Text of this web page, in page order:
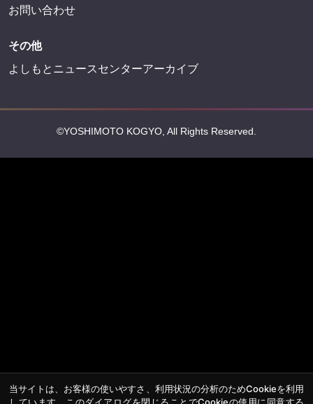
お問い合わせ
その他
よしもとニュースセンターアーカイブ
©YOSHIMOTO KOGYO, All Rights Reserved.
当サイトは、お客様の使いやすさ、利用状況の分析のためCookieを利用